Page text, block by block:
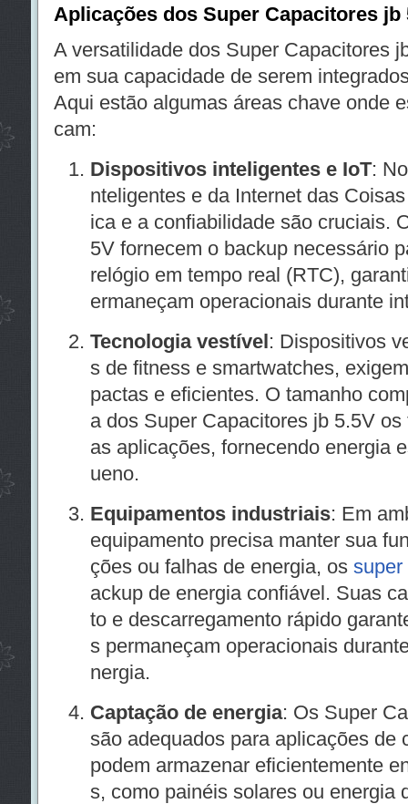
Aplicações dos Super Capacitores jb
A versatilidade dos Super Capacitores
em sua capacidade de serem
Aqui estão algumas áreas chave onde
cam:
Dispositivos inteligentes e IoT:
nteligentes e da Internet das
ica e a confiabilidade são cruciais.
5V fornecem o backup necessário
relógio em tempo real (RTC),
ermaneçam operacionais durante
Tecnologia vestível: Dispositivos
s de fitness e smartwatches,
pactas e eficientes. O tamanho
a dos Super Capacitores jb 5.5V
as aplicações, fornecendo energia
ueno.
Equipamentos industriais: Em
equipamento precisa manter sua
ções ou falhas de energia, os super
ackup de energia confiável. Suas
to e descarregamento rápido
s permaneçam operacionais
nergia.
Captação de energia: Os Super
são adequados para aplicações de
podem armazenar eficientemente
s, como painéis solares ou energia